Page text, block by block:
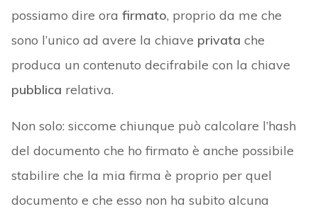
possiamo dire ora firmato, proprio da me che
sono l’unico ad avere la chiave privata che
produca un contenuto decifrabile con la chiave
pubblica relativa.
Non solo: siccome chiunque può calcolare l’hash
del documento che ho firmato è anche possibile
stabilire che la mia firma è proprio per quel
documento e che esso non ha subito alcuna